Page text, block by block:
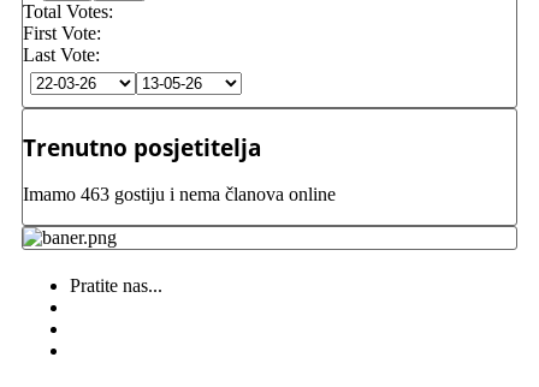
Total Votes:
First Vote:
Last Vote:
Trenutno posjetitelja
Imamo 463 gostiju i nema članova online
Pratite nas...